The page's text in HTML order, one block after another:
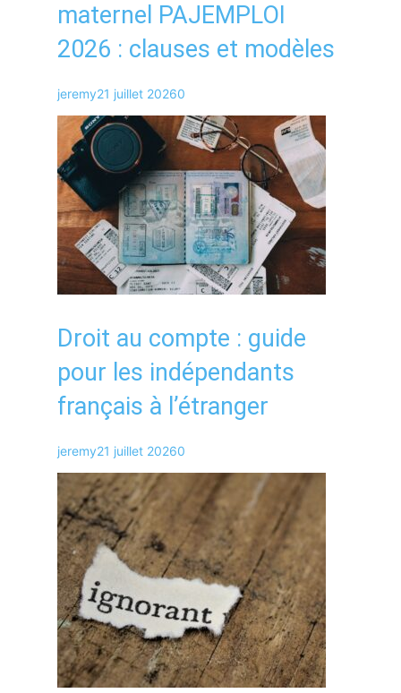
maternel PAJEMPLOI
2026 : clauses et modèles
jeremy21 juillet 20260
Droit au compte : guide
pour les indépendants
français à l’étranger
jeremy21 juillet 20260